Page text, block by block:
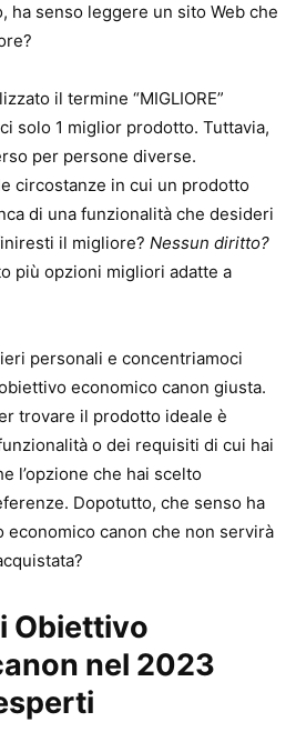
ha senso leggere un sito Web che
il termine “MIGLIORE”
solo 1 miglior prodotto. Tuttavia,
per persone diverse.
circostanze in cui un prodotto
di una funzionalità che desideri
il ​​migliore? Nessun diritto?
più opzioni migliori adatte a
personali e concentriamoci
economico canon giusta.
trovare il prodotto ideale è
o dei requisiti di cui hai
l’opzione che hai scelto
Dopotutto, che senso ha
economico canon che non servirà
Obiettivo
nel 2023